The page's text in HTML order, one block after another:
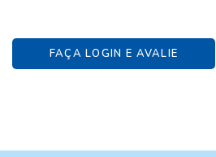
FAÇA LOGIN E AVALIE